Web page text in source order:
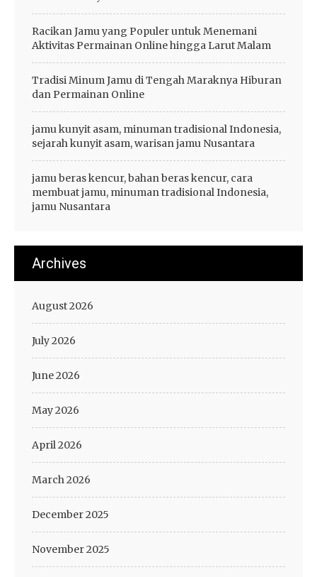
Racikan Jamu yang Populer untuk Menemani
Aktivitas Permainan Online hingga Larut Malam
Tradisi Minum Jamu di Tengah Maraknya Hiburan
dan Permainan Online
jamu kunyit asam, minuman tradisional Indonesia,
sejarah kunyit asam, warisan jamu Nusantara
jamu beras kencur, bahan beras kencur, cara
membuat jamu, minuman tradisional Indonesia,
jamu Nusantara
Archives
August 2026
July 2026
June 2026
May 2026
April 2026
March 2026
December 2025
November 2025